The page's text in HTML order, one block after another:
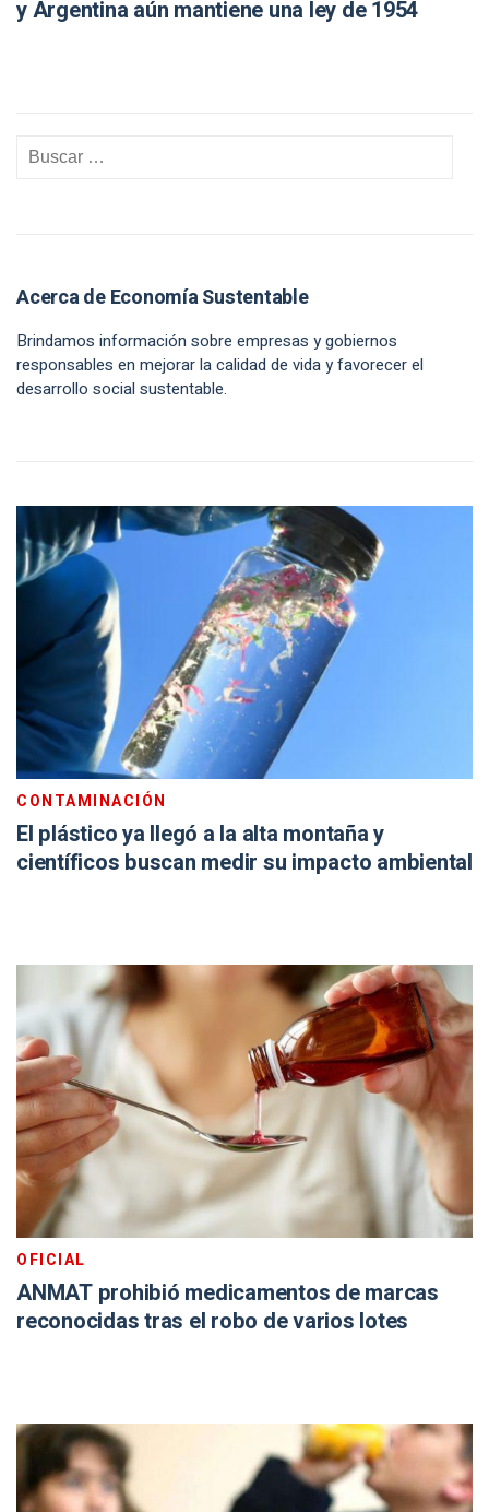
y Argentina aún mantiene una ley de 1954
Acerca de Economía Sustentable
Brindamos información sobre empresas y gobiernos
responsables en mejorar la calidad de vida y favorecer el
desarrollo social sustentable.
CONTAMINACIÓN
El plástico ya llegó a la alta montaña y
científicos buscan medir su impacto ambiental
OFICIAL
ANMAT prohibió medicamentos de marcas
reconocidas tras el robo de varios lotes